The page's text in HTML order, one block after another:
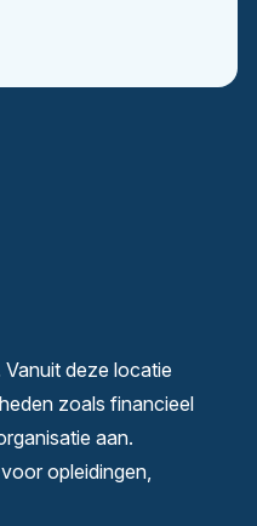
deze locatie
zoals financieel
aan.
opleidingen,